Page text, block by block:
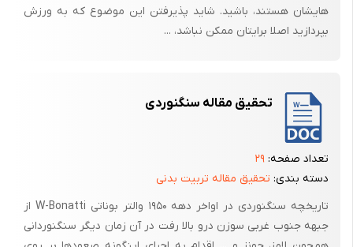
هایشان هستند، باشید. شاید پذیرفتن این موضوع که به ورزش
بپردازید اصلا برایتان ممکن نباشد، ...
تحقیق مقاله سنگنوردی
تعداد صفحه: ۲۹
دسته بندی: تحقیق مقاله تربیت بدنی
تاریخچه سنگنوردی در اواخر دهه ۱۹۵۰ والتر بوناتی W-Bonatti از
جبهه جنوب غربی سوزن درو بالا رفت در آن زمان دیگر سنگنوردانی